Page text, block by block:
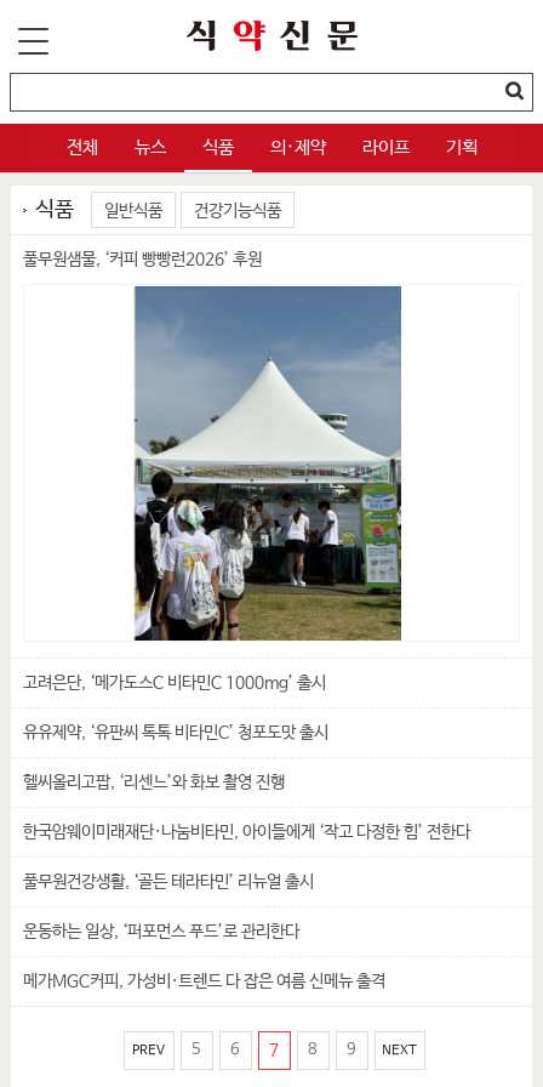
전체 뉴스 식품 의·제약 라이프 기획
식품 일반식품 건강기능식품
풀무원샘물, ‘커피 빵빵런2026’ 후원
고려은단, ‘메가도스C 비타민C 1000mg’ 출시
유유제약, ‘유판씨 톡톡 비타민C’ 청포도맛 출시
헬씨올리고팝, ‘리센느’와 화보 촬영 진행
한국암웨이미래재단·나눔비타민, 아이들에게 ‘작고 다정한 힘’ 전한다
풀무원건강생활, ‘골든 테라타민’ 리뉴얼 출시
운동하는 일상, ‘퍼포먼스 푸드’로 관리한다
메가MGC커피, 가성비·트렌드 다 잡은 여름 신메뉴 출격
PREV 5 6 7 8 9 NEXT